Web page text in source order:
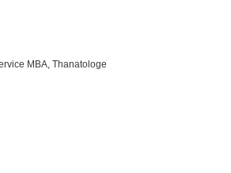
MBA, Thanatologe